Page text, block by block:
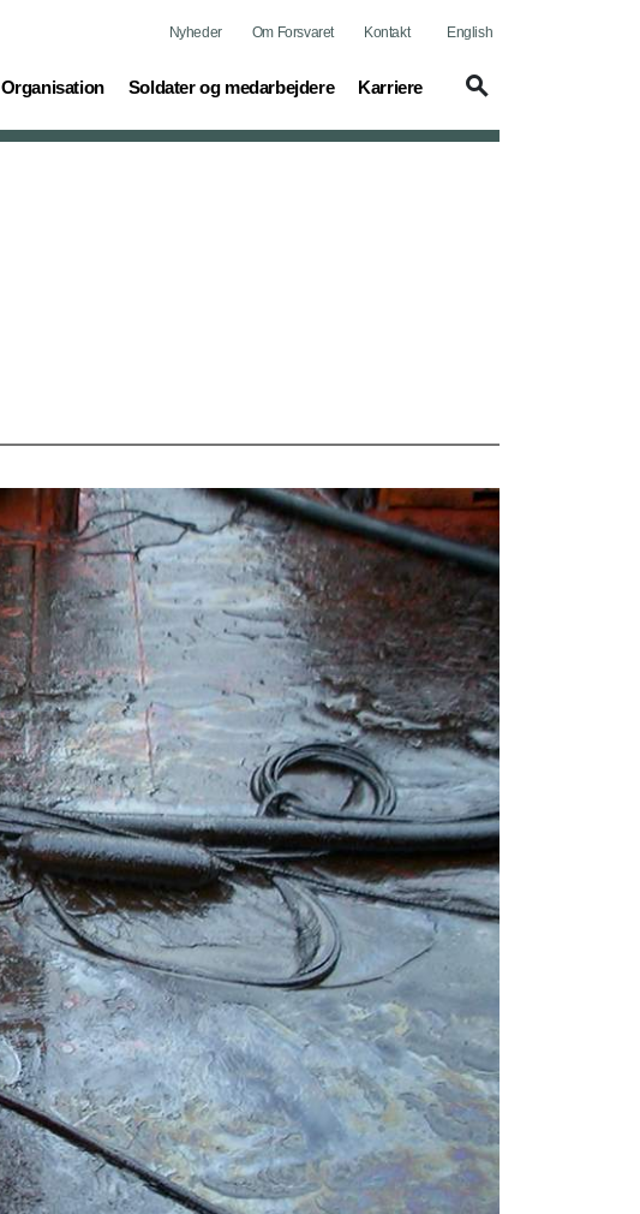
Nyheder Om Forsvaret Kontakt English
Organisation
(current) Soldater og medarbejdere
(current) Karriere
(current)